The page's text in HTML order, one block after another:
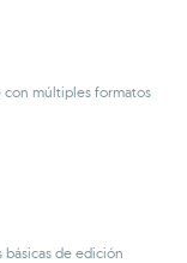
con múltiples formatos
de edición